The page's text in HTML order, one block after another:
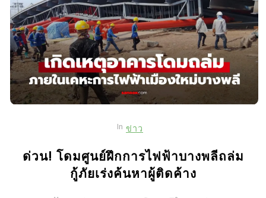
In ข่าว
ด่วน! โดมศูนย์ฝึกการไฟฟ้าบางพลีถล่ม
กู้ภัยเร่งค้นหาผู้ติดค้าง